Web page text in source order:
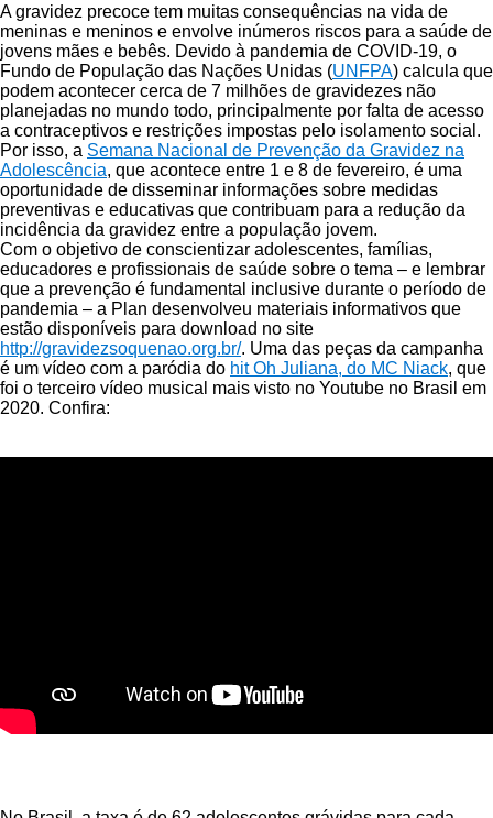
A gravidez precoce tem muitas consequências na vida de
meninas e meninos e envolve inúmeros riscos para a saúde de
jovens mães e bebês. Devido à pandemia de COVID-19, o
Fundo de População das Nações Unidas (UNFPA) calcula que
podem acontecer cerca de 7 milhões de gravidezes não
planejadas no mundo todo, principalmente por falta de acesso
a contraceptivos e restrições impostas pelo isolamento social.
Por isso, a Semana Nacional de Prevenção da Gravidez na
Adolescência, que acontece entre 1 e 8 de fevereiro, é uma
oportunidade de disseminar informações sobre medidas
preventivas e educativas que contribuam para a redução da
incidência da gravidez entre a população jovem.
Com o objetivo de conscientizar adolescentes, famílias,
educadores e profissionais de saúde sobre o tema – e lembrar
que a prevenção é fundamental inclusive durante o período de
pandemia – a Plan desenvolveu materiais informativos que
estão disponíveis para download no site
http://gravidezsoquenao.org.br/. Uma das peças da campanha
é um vídeo com a paródia do hit Oh Juliana, do MC Niack, que
foi o terceiro vídeo musical mais visto no Youtube no Brasil em
2020. Confira: